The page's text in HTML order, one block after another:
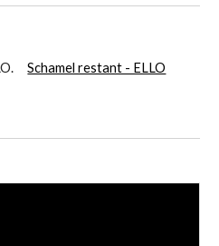
Schamel restant - ELLO